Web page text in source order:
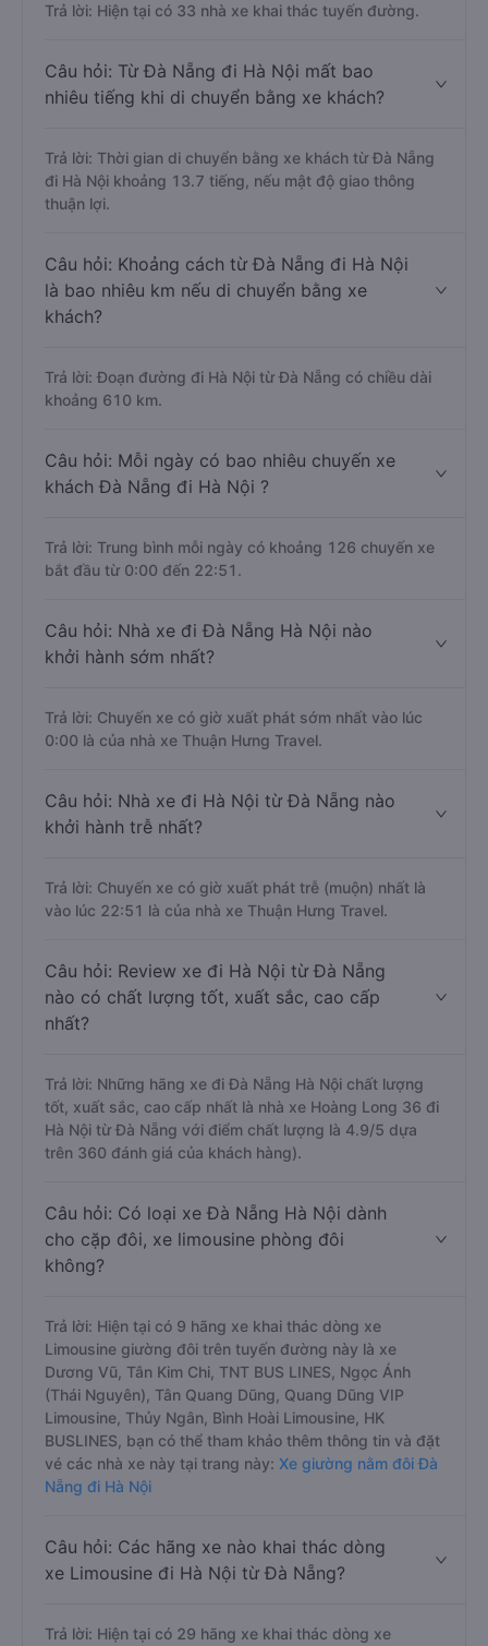
Trả lời: Hiện tại có 33 nhà xe khai thác tuyến đường.
Câu hỏi: Từ Đà Nẵng đi Hà Nội mất bao
nhiêu tiếng khi di chuyển bằng xe khách?
Trả lời: Thời gian di chuyển bằng xe khách từ Đà Nẵng
đi Hà Nội khoảng 13.7 tiếng, nếu mật độ giao thông
thuận lợi.
Câu hỏi: Khoảng cách từ Đà Nẵng đi Hà Nội
là bao nhiêu km nếu di chuyển bằng xe
khách?
Trả lời: Đoạn đường đi Hà Nội từ Đà Nẵng có chiều dài
khoảng 610 km.
Câu hỏi: Mỗi ngày có bao nhiêu chuyến xe
khách Đà Nẵng đi Hà Nội ?
Trả lời: Trung bình mỗi ngày có khoảng 126 chuyến xe
bắt đầu từ 0:00 đến 22:51.
Câu hỏi: Nhà xe đi Đà Nẵng Hà Nội nào
khởi hành sớm nhất?
Trả lời: Chuyến xe có giờ xuất phát sớm nhất vào lúc
0:00 là của nhà xe Thuận Hưng Travel.
Câu hỏi: Nhà xe đi Hà Nội từ Đà Nẵng nào
khởi hành trễ nhất?
Trả lời: Chuyến xe có giờ xuất phát trễ (muộn) nhất là
vào lúc 22:51 là của nhà xe Thuận Hưng Travel.
Câu hỏi: Review xe đi Hà Nội từ Đà Nẵng
nào có chất lượng tốt, xuất sắc, cao cấp
nhất?
Trả lời: Những hãng xe đi Đà Nẵng Hà Nội chất lượng
tốt, xuất sắc, cao cấp nhất là nhà xe Hoàng Long 36 đi
Hà Nội từ Đà Nẵng với điểm chất lượng là 4.9/5 dựa
trên 360 đánh giá của khách hàng).
Câu hỏi: Có loại xe Đà Nẵng Hà Nội dành
cho cặp đôi, xe limousine phòng đôi
không?
Trả lời: Hiện tại có 9 hãng xe khai thác dòng xe
Limousine giường đôi trên tuyến đường này là xe
Dương Vũ, Tân Kim Chi, TNT BUS LINES, Ngọc Ánh
(Thái Nguyên), Tân Quang Dũng, Quang Dũng VIP
Limousine, Thủy Ngân, Bình Hoài Limousine, HK
BUSLINES, bạn có thể tham khảo thêm thông tin và đặt
vé các nhà xe này tại trang này: Xe giường nằm đôi Đà
Nẵng đi Hà Nội
Câu hỏi: Các hãng xe nào khai thác dòng
xe Limousine đi Hà Nội từ Đà Nẵng?
Trả lời: Hiện tại có 29 hãng xe khai thác dòng xe